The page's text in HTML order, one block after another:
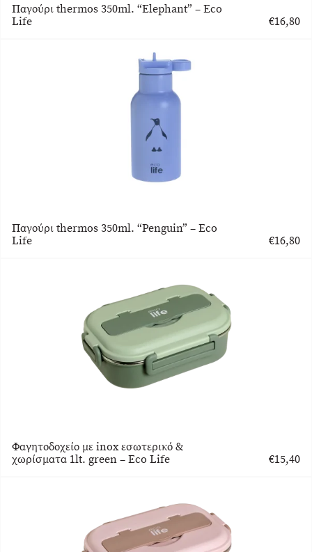
Παγούρι thermos 350ml. “Elephant” – Eco
Life
€16,80
Παγούρι thermos 350ml. “Penguin” – Eco
Life
€16,80
Φαγητοδοχείο με inox εσωτερικό &
χωρίσματα 1lt. green – Eco Life
€15,40